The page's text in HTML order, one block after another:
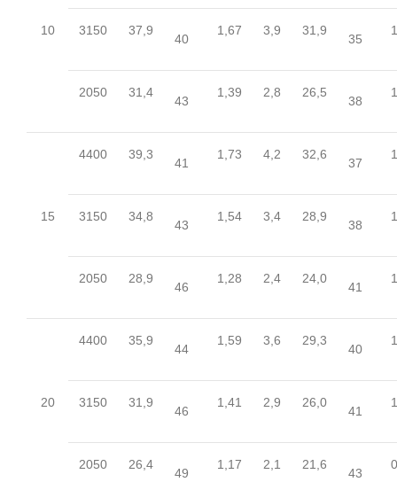
10 3150 37,9
40
1,67 3,9 31,9
35
2050 31,4
43
1,39 2,8 26,5
38
15
4400 39,3
41
1,73 4,2 32,6
37
3150 34,8
43
1,54 3,4 28,9
38
2050 28,9
46
1,28 2,4 24,0
41
20
4400 35,9
44
1,59 3,6 29,3
40
3150 31,9
46
1,41 2,9 26,0
41
2050 26,4
49
1,17 2,1 21,6
43